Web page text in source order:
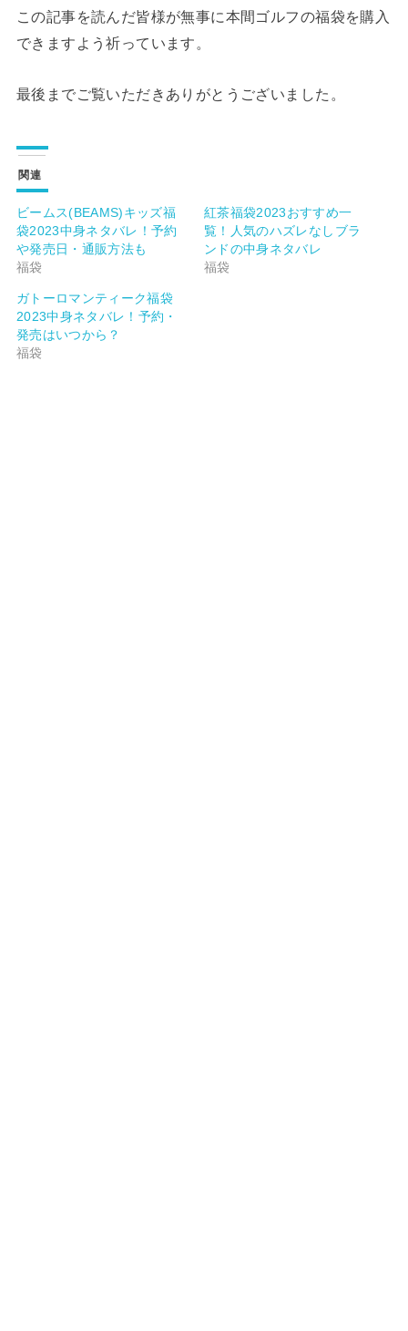
この記事を読んだ皆様が無事に本間ゴルフの福袋を購入
できますよう祈っています。
最後までご覧いただきありがとうございました。
関連
ビームス(BEAMS)キッズ福
袋2023中身ネタバレ！予約
や発売日・通販方法も
福袋
紅茶福袋2023おすすめ一
覧！人気のハズレなしブラ
ンドの中身ネタバレ
福袋
ガトーロマンティーク福袋
2023中身ネタバレ！予約・
発売はいつから？
福袋